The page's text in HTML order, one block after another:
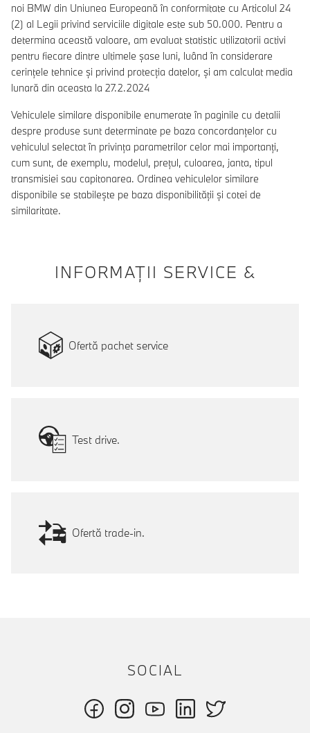
noi BMW din Uniunea Europeană în conformitate cu Articolul 24
(2) al Legii privind serviciile digitale este sub 50.000. Pentru a
determina această valoare, am evaluat statistic utilizatorii activi
pentru fiecare dintre ultimele șase luni, luând în considerare
cerințele tehnice și privind protecția datelor, și am calculat media
lunară din aceasta la 27.2.2024
Vehiculele similare disponibile enumerate în paginile cu detalii
despre produse sunt determinate pe baza concordanțelor cu
vehiculul selectat în privința parametrilor celor mai importanți,
cum sunt, de exemplu, modelul, prețul, culoarea, janta, tipul
transmisiei sau capitonarea. Ordinea vehiculelor similare
disponibile se stabilește pe baza disponibilității și cotei de
similaritate.
INFORMAŢII SERVICE &
Ofertă pachet service
Test drive.
Ofertă trade-in.
SOCIAL